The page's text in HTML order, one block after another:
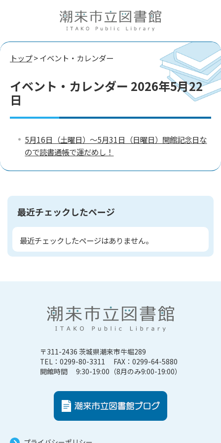
トップ> イベント・カレンダー
イベント・カレンダー 2026年5月22
日
5月16日（土曜日）～5月31日（日曜日）開館記念日な
ので読書通帳で運だめし！
最近チェックしたページ
最近チェックしたページはありません。
〒311-2436 茨城県潮来市牛堀289
TEL：0299-80-3311 FAX：0299-64-5880
開館時間 9:30-19:00（8月のみ9:00-19:00）